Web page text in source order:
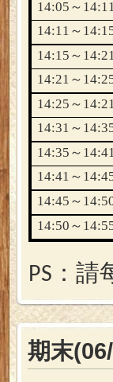
14:05 ～
14:11 ～
14:15 ～
14:21 ～
14:25 ～
14:31 ～
14:35 ～
14:41 ～
14:45 ～
14:50 ～
PS ：
期末